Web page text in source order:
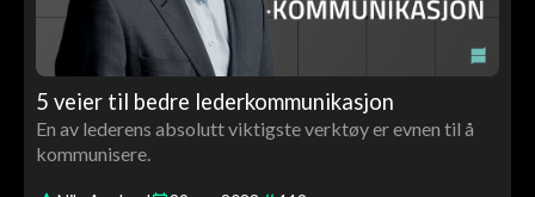
5 veier til bedre lederkommunikasjon
En av lederens absolutt viktigste verktøy er evnen til å
kommunisere.